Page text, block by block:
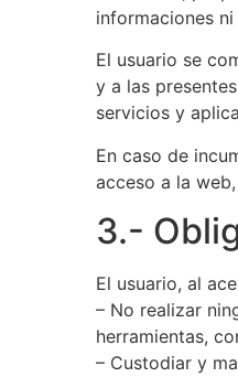
informaciones
El usuario se
y a las
servicios y
En caso de
acceso a la
3.-
El usuario, al
– No realizar
herramientas,
– Custodiar y